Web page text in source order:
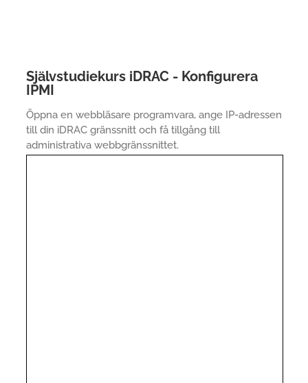
Självstudiekurs iDRAC - Konfigurera
IPMI
Öppna en webbläsare programvara, ange IP-adressen
till din iDRAC gränssnitt och få tillgång till
administrativa webbgränssnittet.